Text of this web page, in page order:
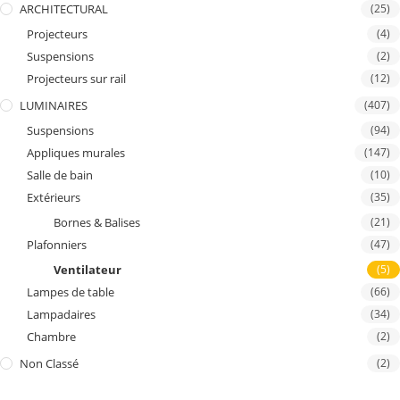
ARCHITECTURAL (25)
Projecteurs (4)
Suspensions (2)
Projecteurs sur rail (12)
LUMINAIRES (407)
Suspensions (94)
Appliques murales (147)
Salle de bain (10)
Extérieurs (35)
Bornes & Balises (21)
Plafonniers (47)
Ventilateur (5)
Lampes de table (66)
Lampadaires (34)
Chambre (2)
Non Classé (2)